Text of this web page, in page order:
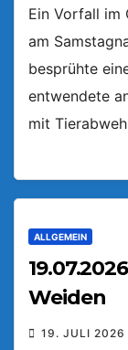
Ein Vorfall im
am
besprühte
entwendete
mit
ALLGEMEIN
Weiden
19. JULI 2026